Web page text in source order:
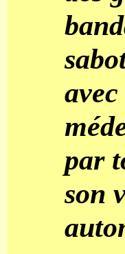
par
son